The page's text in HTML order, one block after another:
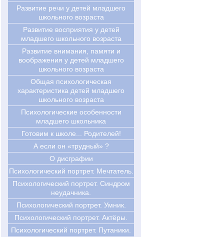
Развитие речи у детей младшего
школьного возраста
Развитие восприятия у детей
младшего школьного возраста
Развитие внимания, памяти и
воображения у детей младшего
школьного возраста
Общая психологическая
характеристика детей младшего
школьного возраста
Психологические особенности
младшего школьника
Готовим к школе... Родителей!
А если он «трудный» ?
О дисграфии
Психологический портрет. Мечтатель.
Психологический портрет. Синдром
неудачника.
Психологический портрет. Умник.
Психологический портрет. Актёры.
Психологический портрет. Путаники.